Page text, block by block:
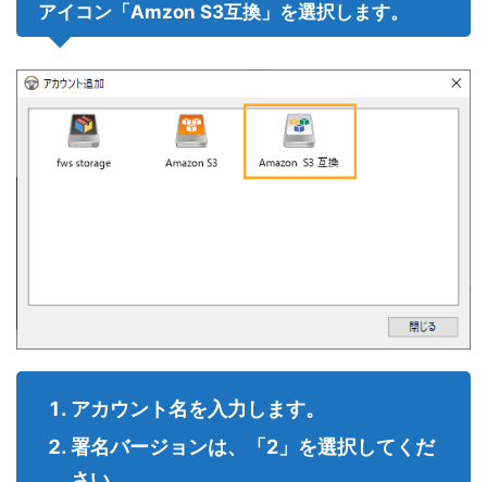
アイコン「Amzon S3互換」を選択します。
アカウント名を入力します。
署名バージョンは、「2」を選択してくだ